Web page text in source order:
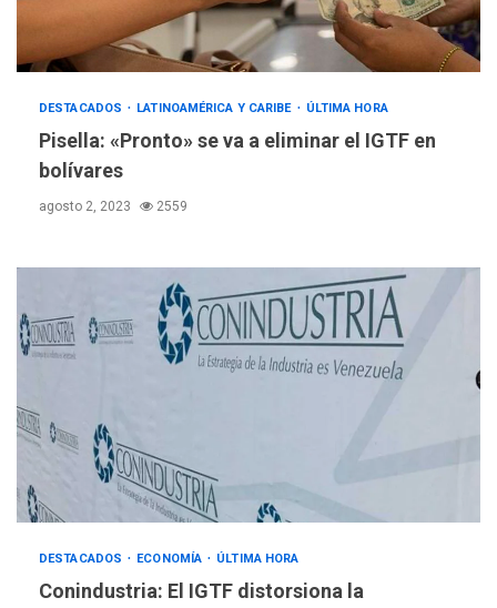
DESTACADOS LATINOAMÉRICA Y CARIBE ÚLTIMA HORA
Pisella: «Pronto» se va a eliminar el IGTF en
bolívares
agosto 2, 2023 2559
DESTACADOS ECONOMÍA ÚLTIMA HORA
Conindustria: El IGTF distorsiona la